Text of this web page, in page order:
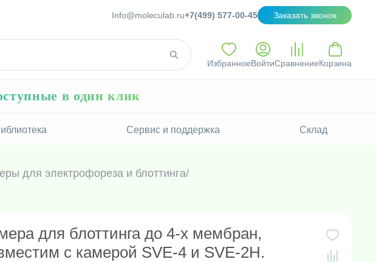
Info@moleculab.ru+7(499) 577-00-45 Заказать звонок
ИзбранноеВойтиСравнениеКорзина
в один клик
Сервис и поддержка Склад
для электрофореза и блоттинга/
для блоттинга до 4-х мембран,
с камерой SVE-4 и SVE-2H.